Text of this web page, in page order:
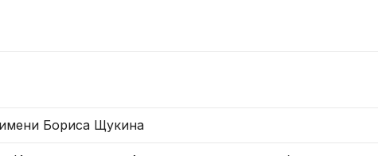
Бориса Щукина